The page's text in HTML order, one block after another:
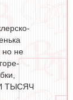
но не
ТЫСЯЧ